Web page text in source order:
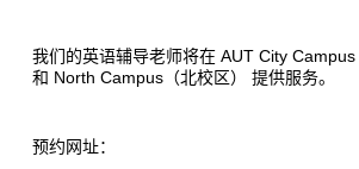
我们的英语辅导老师将在 AUT City Campus
和 North Campus（北校区） 提供服务。
预约网址：